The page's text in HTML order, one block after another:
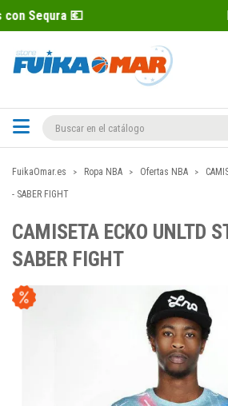
Recíbelo
FuikaOmar.es Ropa NBA Ofertas NBA
- SABER FIGHT
CAMISETA ECKO UNLTD
SABER FIGHT